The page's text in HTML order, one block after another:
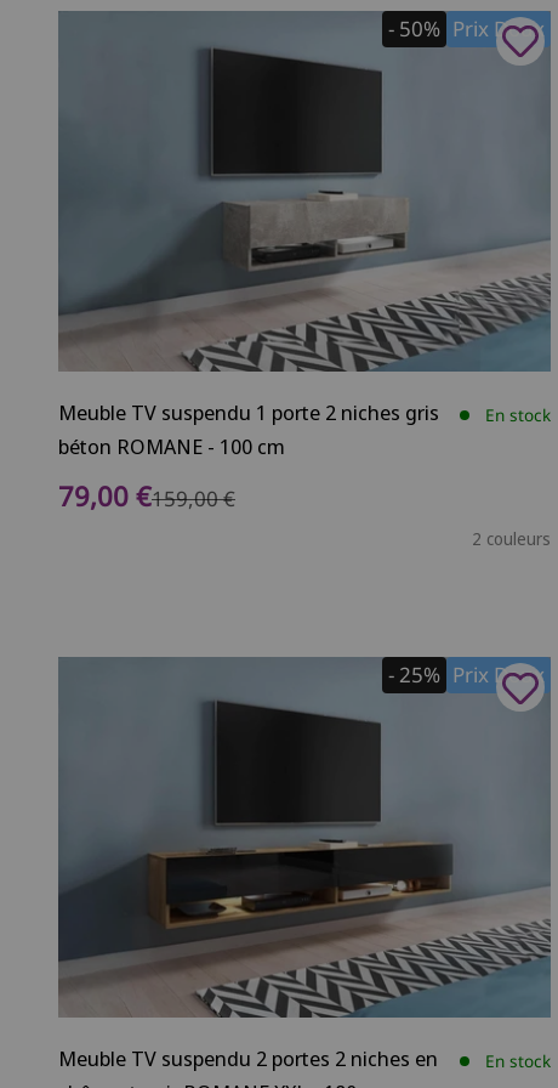
Prix Doux
- 50%
Meuble TV suspendu 1 porte 2 niches gris
béton ROMANE - 100 cm
En stock
Prix de vente
79,00 €Prix normal
159,00 €
2 couleurs
Prix Doux
- 25%
Meuble TV suspendu 2 portes 2 niches en
En stock